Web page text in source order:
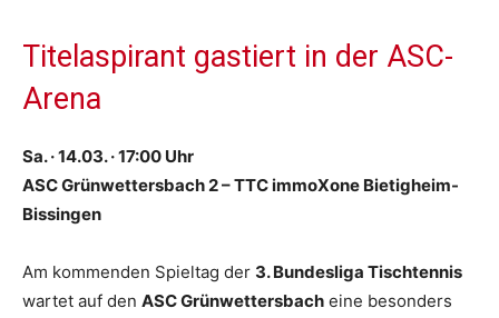
Titelaspirant gastiert in der ASC-
Arena
Sa. · 14.03. · 17:00 Uhr
ASC Grünwettersbach 2 – TTC immoXone Bietigheim-
Bissingen
Am kommenden Spieltag der 3. Bundesliga Tischtennis
wartet auf den ASC Grünwettersbach eine besonders